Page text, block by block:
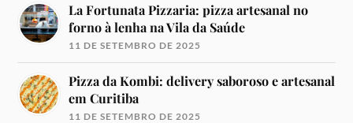
La Fortunata Pizzaria: pizza artesanal no
forno à lenha na Vila da Saúde
11 DE SETEMBRO DE 2025
Pizza da Kombi: delivery saboroso e artesanal
em Curitiba
11 DE SETEMBRO DE 2025